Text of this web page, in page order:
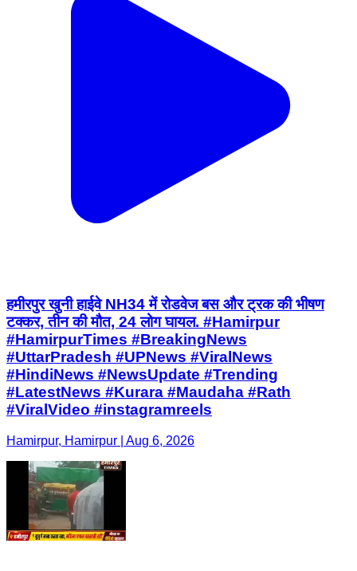
हमीरपुर खुनी हाईवे NH34 में रोडवेज बस और ट्रक की भीषण
टक्कर, तीन की मौत, 24 लोग घायल. #Hamirpur
#HamirpurTimes #BreakingNews
#UttarPradesh #UPNews #ViralNews
#HindiNews #NewsUpdate #Trending
#LatestNews #Kurara #Maudaha #Rath
#ViralVideo #instagramreels
Hamirpur, Hamirpur | Aug 6, 2026